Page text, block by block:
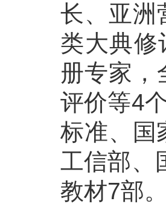
长、亚洲
类大典修
册专家，
评价等4
标准、国
工信部、
教材7部。